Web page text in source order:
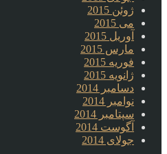
ژوئن 2015
می 2015
آوریل 2015
مارس 2015
فوریه 2015
ژانویه 2015
دسامبر 2014
نوامبر 2014
سپتامبر 2014
آگوست 2014
جولای 2014